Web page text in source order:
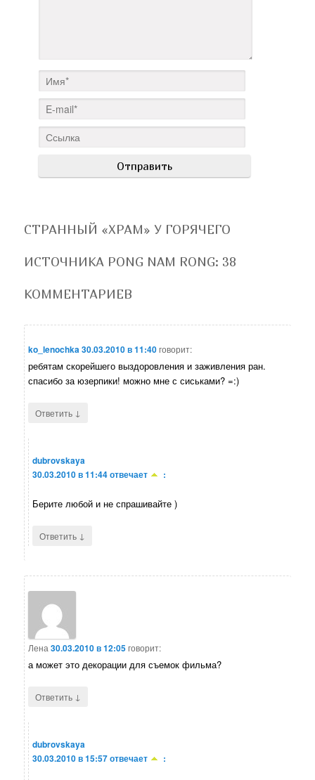
СТРАННЫЙ «ХРАМ» У ГОРЯЧЕГО
ИСТОЧНИКА PONG NAM RONG: 38
КОММЕНТАРИЕВ
ko_lenochka30.03.2010 в 11:40говорит:
ребятам скорейшего выздоровления и заживления ран.
спасибо за юзерпики! можно мне с сиськами? =:)
Ответить ↓
dubrovskaya
30.03.2010 в 11:44отвечает :
Берите любой и не спрашивайте )
Ответить ↓
Лена 30.03.2010 в 12:05говорит:
а может это декорации для съемок фильма?
Ответить ↓
dubrovskaya
30.03.2010 в 15:57отвечает :